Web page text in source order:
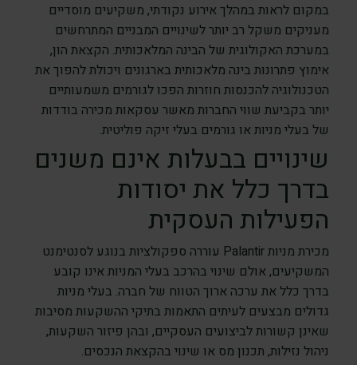
במקום לראות במהלך אירוע נקודתי, משקיעים מוסדיים
מעניקים משקל רב יותר לשינויים המבניים המתרחשים
במערכת האקולוגית של הבינה המלאכותית. הקצאת הון,
אימוץ פתרונות בינה מלאכותית בארגונים ויכולת להפוך את
הטכנולוגיה להכנסות חוזרות הפכו לגורמים משמעותיים
יותר בקביעת שווי החברות מאשר עסקאות מכירה בודדות
של בעלי מניות או גורמים בעלי זיקה פוליטית.
שינויים בבעלות אינם משנים
בדרך כלל את יסודות
הפעילות העסקית
מכירת מניות Palantir עוררה ספקולציות בנוגע לסנטימנט
המשקיעים, אולם שינוי בהרכב בעלי המניות אינו קובע
בדרך כלל את ערכה ארוך הטווח של חברה. בעלי מניות
גדולים מבצעים לעיתים התאמות בתיקי ההשקעות מסיבות
שאינן קשורות לביצועים העסקיים, ובהן פיזור השקעות,
ניהול נזילות, תכנון מס או שינוי בהקצאת הנכסים.